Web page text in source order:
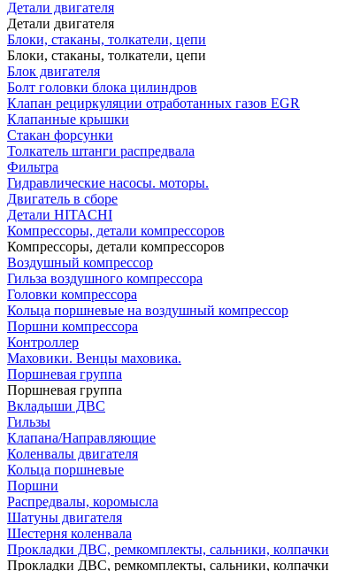
Детали двигателя
Детали двигателя
Блоки, стаканы, толкатели, цепи
Блоки, стаканы, толкатели, цепи
Блок двигателя
Болт головки блока цилиндров
Клапан рециркуляции отработанных газов EGR
Клапанные крышки
Стакан форсунки
Толкатель штанги распредвала
Фильтра
Гидравлические насосы. моторы.
Двигатель в сборе
Детали HITACHI
Компрессоры, детали компрессоров
Компрессоры, детали компрессоров
Воздушный компрессор
Гильза воздушного компрессора
Головки компрессора
Кольца поршневые на воздушный компрессор
Поршни компрессора
Контроллер
Маховики. Венцы маховика.
Поршневая группа
Поршневая группа
Вкладыши ДВС
Гильзы
Клапана/Направляющие
Коленвалы двигателя
Кольца поршневые
Поршни
Распредвалы, коромысла
Шатуны двигателя
Шестерня коленвала
Прокладки ДВС, ремкомплекты, сальники, колпачки
Прокладки ДВС, ремкомплекты, сальники, колпачки